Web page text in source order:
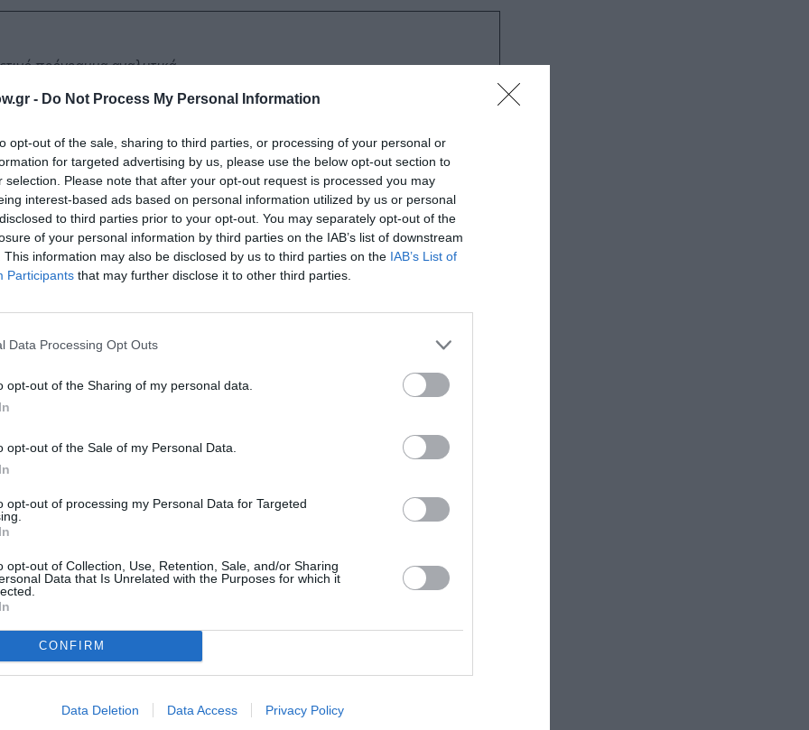
- Do Not Process My Personal Information
opt-out of the sale, sharing to third parties, or processing of your personal or
for targeted advertising by us, please use the below opt-out section to
selection. Please note that after your opt-out request is processed you may
interest-based ads based on personal information utilized by us or personal
to third parties prior to your opt-out. You may separately opt-out of the
of your personal information by third parties on the IAB’s list of downstream
This information may also be disclosed by us to third parties on the IAB’s List of
Participants that may further disclose it to other third parties.
Data Processing Opt Outs
opt-out of the Sharing of my personal data.
opt-out of the Sale of my Personal Data.
opt-out of processing my Personal Data for Targeted
opt-out of Collection, Use, Retention, Sale, and/or Sharing
Data that Is Unrelated with the Purposes for which it
CONFIRM
Data Deletion Data Access Privacy Policy
πρόγραμμα αναλυτικά
Μοσχόπουλο στο Αρχαίο Θέατρο Επιδαύρου
τη New Star
στο
Δες εδώ! ❯
και τον Πολιτισμό!